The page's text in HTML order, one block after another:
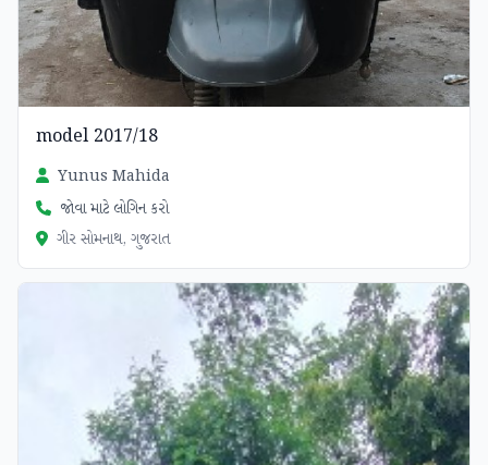
model 2017/18
Yunus Mahida
જોવા માટે લોગિન કરો
ગીર સોમનાથ, ગુજરાત